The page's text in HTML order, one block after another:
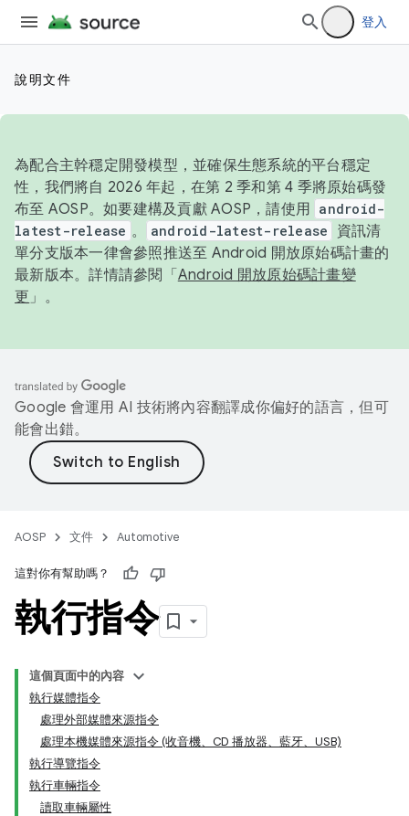
登入
說明文件
為配合主幹穩定開發模型，並確保生態系統的平台穩定
性，我們將自 2026 年起，在第 2 季和第 4 季將原始碼發
布至 AOSP。如要建構及貢獻 AOSP，請使用 android-
latest-release 。 android-latest-release
資訊清
單分支版本一律會參照推送至 Android 開放原始碼計畫的
最新版本。詳情請參閱「 Android 開放原始碼計畫變
更 」。
Google 會運用 AI 技術將內容翻譯成你偏好的語言，但可
能會出錯。
AOSP 文件 Automotive
這對你有幫助嗎？
執行指令
這個頁面中的內容
執行媒體指令
處理外部媒體來源指令
處理本機媒體來源指令 (收音機、CD 播放器、藍牙、USB)
執行導覽指令
執行車輛指令
讀取車輛屬性